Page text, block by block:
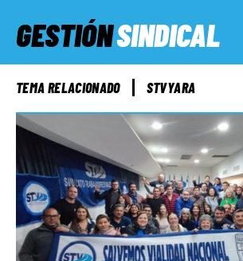
GESTIÓNSINDICAL
ACTUALIDAD
SERVICIOS SOCIALES
INFORMES ESPECIALES
FUERA DE MEGÁFONO
TEMA RELACIONADO STVYARA